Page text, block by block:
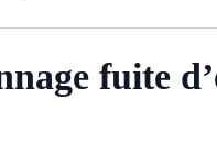
fuite